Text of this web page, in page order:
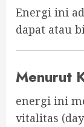
Energi ini
dapat atau
Menurut
energi ini
vitalitas